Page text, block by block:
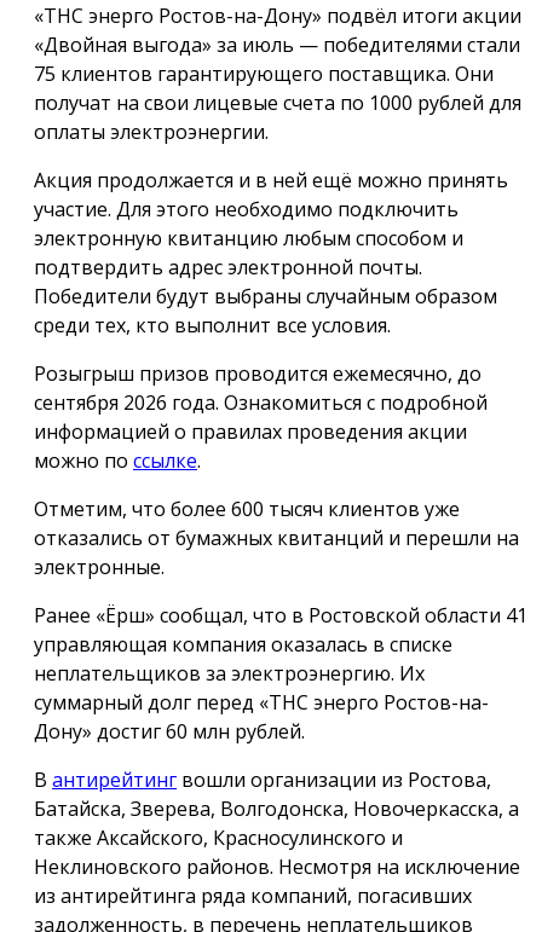
«ТНС энерго Ростов-на-Дону» подвёл итоги акции
«Двойная выгода» за июль — победителями стали
75 клиентов гарантирующего поставщика. Они
получат на свои лицевые счета по 1000 рублей для
оплаты электроэнергии.
Акция продолжается и в ней ещё можно принять
участие. Для этого необходимо подключить
электронную квитанцию любым способом и
подтвердить адрес электронной почты.
Победители будут выбраны случайным образом
среди тех, кто выполнит все условия.
Розыгрыш призов проводится ежемесячно, до
сентября 2026 года. Ознакомиться с подробной
информацией о правилах проведения акции
можно по ссылке.
Отметим, что более 600 тысяч клиентов уже
отказались от бумажных квитанций и перешли на
электронные.
Ранее «Ёрш» сообщал, что в Ростовской области 41
управляющая компания оказалась в списке
неплательщиков за электроэнергию. Их
суммарный долг перед «ТНС энерго Ростов-на-
Дону» достиг 60 млн рублей.
В антирейтинг вошли организации из Ростова,
Батайска, Зверева, Волгодонска, Новочеркасска, а
также Аксайского, Красносулинского и
Неклиновского районов. Несмотря на исключение
из антирейтинга ряда компаний, погасивших
задолженность, в перечень неплательщиков